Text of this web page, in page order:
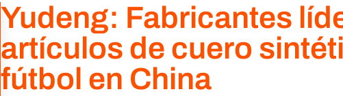
Yudeng: Fabricantes
artículos de cuero
fútbol en China